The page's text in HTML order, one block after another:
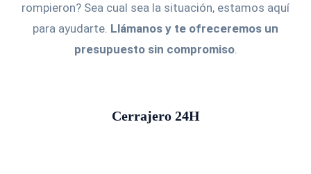
rompieron? Sea cual sea la situación, estamos aquí
para ayudarte. Llámanos y te ofreceremos un
presupuesto sin compromiso.
Cerrajero 24H